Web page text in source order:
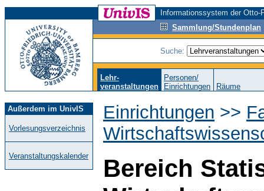
Informationssystem der
Sammlung/Stundenplan
Suche:
Lehr-
veranstaltungen
Personen/
Einrichtungen
Räume
Außerdem im UnivIS
Vorlesungsverzeichnis
Veranstaltungskalender
Einrichtungen >>
Bereich